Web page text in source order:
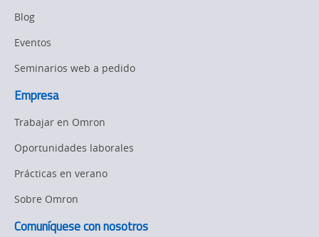
sistema
suministro
page.
con
la
actualización
del
sistema
de
suministro
de
aceite
Blog
Eventos
Seminarios web a pedido
Empresa
Trabajar en Omron
Oportunidades laborales
Prácticas en verano
Sobre Omron
Comuníquese con nosotros